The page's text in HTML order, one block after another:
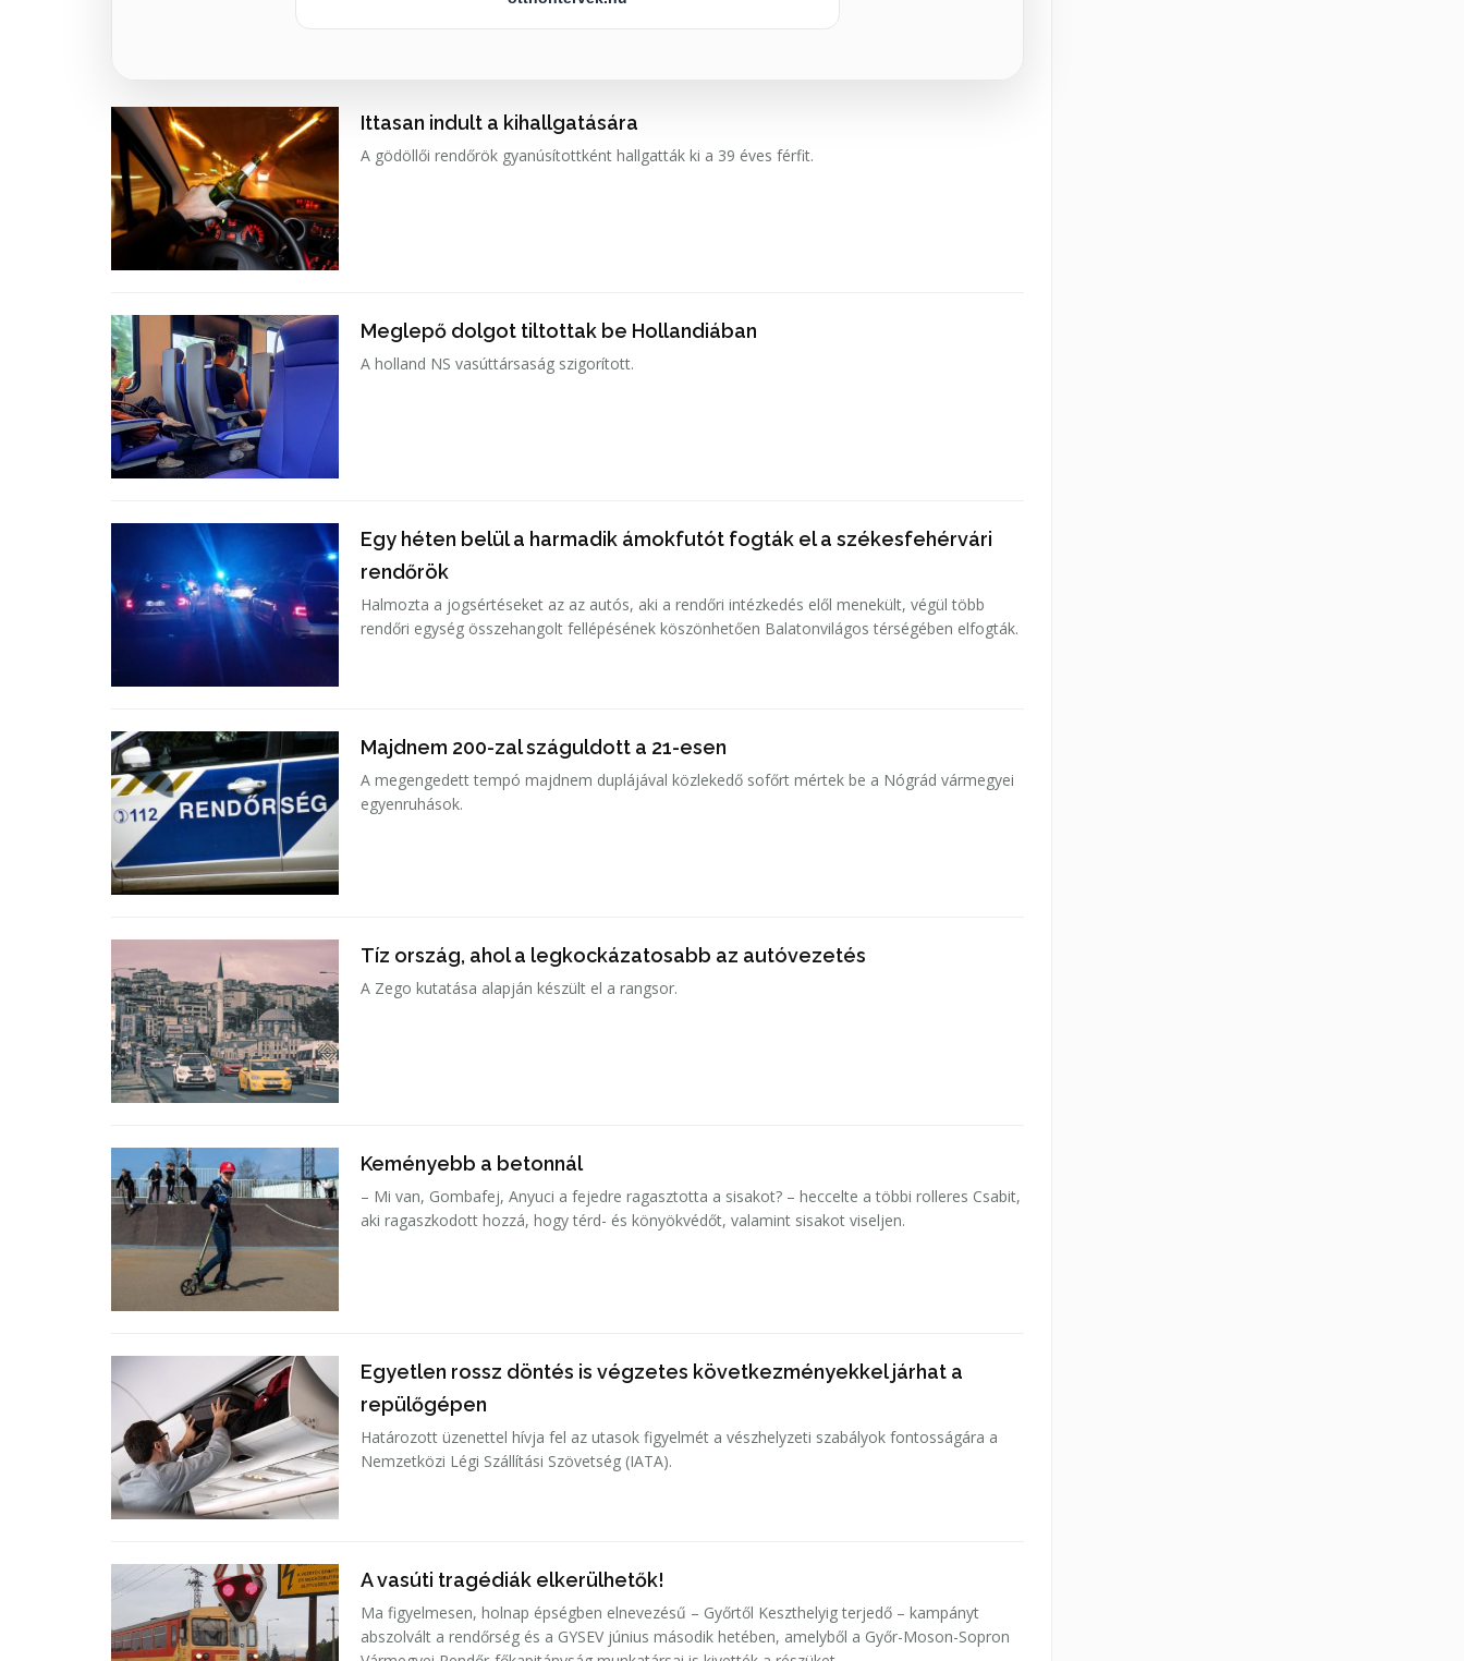
Ittasan indult a kihallgatására
A gödöllői rendőrök gyanúsítottként hallgatták ki a 39 éves férfit.
Meglepő dolgot tiltottak be Hollandiában
A holland NS vasúttársaság szigorított.
Egy héten belül a harmadik ámokfutót fogták el a székesfehérvári
rendőrök
Halmozta a jogsértéseket az az autós, aki a rendőri intézkedés elől menekült, végül több
rendőri egység összehangolt fellépésének köszönhetően Balatonvilágos térségében elfogták.
Majdnem 200-zal száguldott a 21-esen
A megengedett tempó majdnem duplájával közlekedő sofőrt mértek be a Nógrád vármegyei
egyenruhások.
Tíz ország, ahol a legkockázatosabb az autóvezetés
A Zego kutatása alapján készült el a rangsor.
Keményebb a betonnál
– Mi van, Gombafej, Anyuci a fejedre ragasztotta a sisakot? – heccelte a többi rolleres Csabit,
aki ragaszkodott hozzá, hogy térd- és könyökvédőt, valamint sisakot viseljen.
Egyetlen rossz döntés is végzetes következményekkel járhat a
repülőgépen
Határozott üzenettel hívja fel az utasok figyelmét a vészhelyzeti szabályok fontosságára a
Nemzetközi Légi Szállítási Szövetség (IATA).
A vasúti tragédiák elkerülhetők!
Ma figyelmesen, holnap épségben elnevezésű – Győrtől Keszthelyig terjedő – kampányt
abszolvált a rendőrség és a GYSEV június második hetében, amelyből a Győr-Moson-Sopron